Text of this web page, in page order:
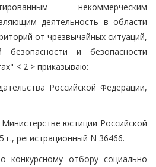
некоммерческим
деятельность в области
от чрезвычайных ситуаций,
безопасности и безопасности
< 2 > приказываю:
Российской Федерации,
юстиции Российской
регистрационный N 36466.
конкурсному отбору социально